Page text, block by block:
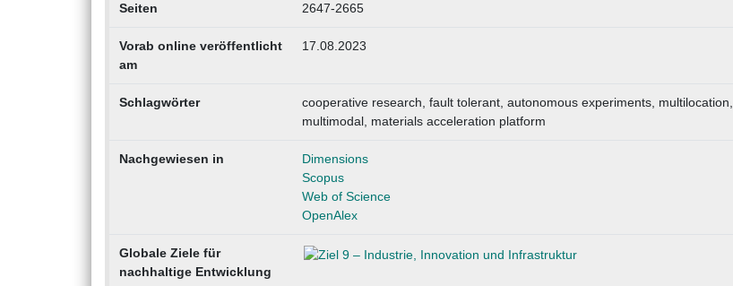
Seiten 2647-2665
Vorab online veröffentlicht
am
17.08.2023
Schlagwörter
cooperative research, fault tolerant, autonomous experiments, multilocation,
multimodal, materials acceleration platform
Nachgewiesen in
Dimensions
Scopus
Web of Science
OpenAlex
Globale Ziele für
nachhaltige Entwicklung